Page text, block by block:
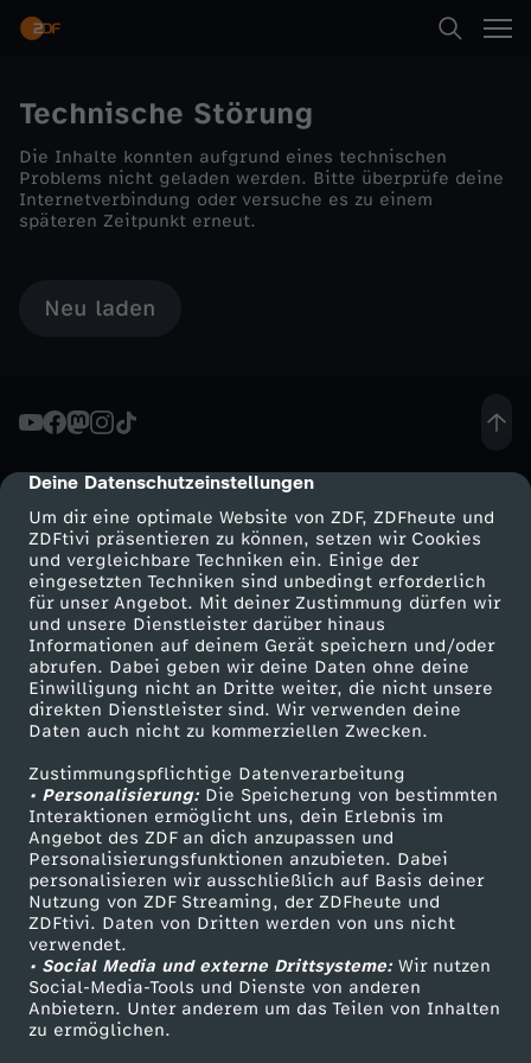
cmp-dialog-description
Deine Datenschutzeinstellungen
Um dir eine optimale Website von ZDF, ZDFheute und
ZDFtivi präsentieren zu können, setzen wir Cookies
und vergleichbare Techniken ein. Einige der
eingesetzten Techniken sind unbedingt erforderlich
für unser Angebot. Mit deiner Zustimmung dürfen wir
und unsere Dienstleister darüber hinaus
Informationen auf deinem Gerät speichern und/oder
abrufen. Dabei geben wir deine Daten ohne deine
Einwilligung nicht an Dritte weiter, die nicht unsere
direkten Dienstleister sind. Wir verwenden deine
Daten auch nicht zu kommerziellen Zwecken.
Zustimmungspflichtige Datenverarbeitung
• Personalisierung:Die Speicherung von bestimmten
Interaktionen ermöglicht uns, dein Erlebnis im
Angebot des ZDF an dich anzupassen und
Personalisierungsfunktionen anzubieten. Dabei
personalisieren wir ausschließlich auf Basis deiner
Nutzung von ZDF Streaming, der ZDFheute und
ZDFtivi. Daten von Dritten werden von uns nicht
verwendet.
• Social Media und externe Drittsysteme:Wir nutzen
Social-Media-Tools und Dienste von anderen
Anbietern. Unter anderem um das Teilen von Inhalten
zu ermöglichen.
Technische Störung
Die Inhalte konnten aufgrund eines technischen
Problems nicht geladen werden. Bitte überprüfe deine
Internetverbindung oder versuche es zu einem
späteren Zeitpunkt erneut.
Neu laden
Mehr ZDF
ZDF-Apps
Smart TV
ZDFtext
Livestreams
Sendungen A-Z
TV-Programm
Service
ZDFmitreden
Kontakt zum ZDF
Tickets
Zuschauerservice
Hilfe
ZDF Unternehmen
Karriere